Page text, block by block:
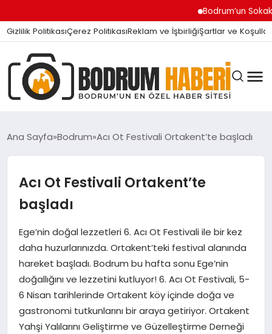
Bodrum’un Sokak
Gizlilik PolitikasıÇerez PolitikasıReklam ve İşbirliğiŞartlar ve Koşullar
SIYASET
KÖŞE YAZILARI
Ana Sayfa Bodrum Acı Ot Festivali Ortakent’te başladı
Acı Ot Festivali Ortakent’te
başladı
Ege’nin doğal lezzetleri 6. Acı Ot Festivali ile bir kez
daha huzurlarınızda. Ortakent’teki festival alanında
hareket başladı. Bodrum bu hafta sonu Ege’nin
doğallığını ve lezzetini kutluyor! 6. Acı Ot Festivali, 5-
6 Nisan tarihlerinde Ortakent köy içinde doğa ve
gastronomi tutkunlarını bir araya getiriyor. Ortakent
Yahşi Yalılarını Geliştirme ve Güzelleştirme Derneği